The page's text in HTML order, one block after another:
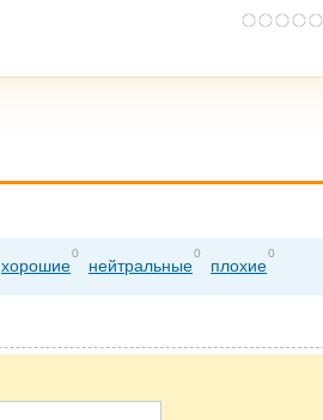
хорошие
0
нейтральные
0
плохие
0